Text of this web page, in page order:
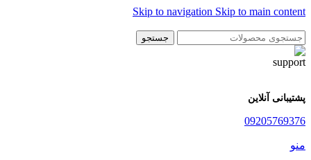
Skip to navigation Skip to main content
جستجو
پشتیبانی آنلاین
09205769376
منو